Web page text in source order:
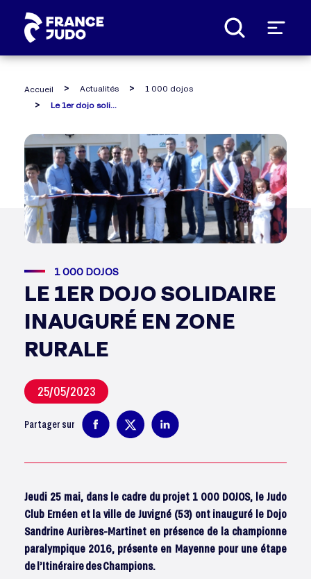
Accueil Actualités
1 000 dojos
1 000 DOJOS
LE 1ER DOJO SOLIDAIRE
INAUGURÉ EN ZONE
RURALE
25/05/2023
Partager sur
Jeudi 25 mai, dans le cadre du projet 1 000 DOJOS, le Judo
Club Ernéen et la ville de Juvigné (53) ont inauguré le Dojo
Sandrine Aurières-Martinet en présence de la championne
paralympique 2016, présente en Mayenne pour une étape
de l’Itinéraire des Champions.